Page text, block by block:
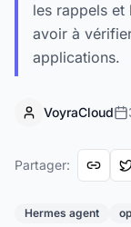
les rappels
avoir à
applications.
VoyraCloud
Partager:
Hermes agent